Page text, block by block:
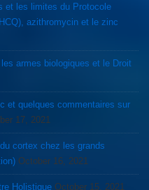
et les limites du Protocole
azithromycin et le zinc
armes biologiques et le Droit
et quelques commentaires sur
17, 2021
October 16, 2021
Holistique October 15, 2021